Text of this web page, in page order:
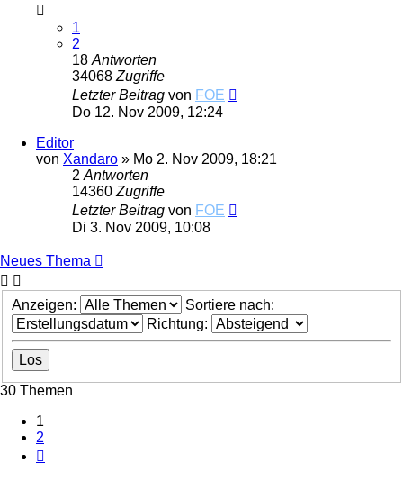
1
2
18 Antworten
34068 Zugriffe
Letzter Beitrag von FOE
Do 12. Nov 2009, 12:24
Editor
von Xandaro » Mo 2. Nov 2009, 18:21
2 Antworten
14360 Zugriffe
Letzter Beitrag von FOE
Di 3. Nov 2009, 10:08
Neues Thema
Anzeigen:
Sortiere nach:
Richtung:
30 Themen
1
2